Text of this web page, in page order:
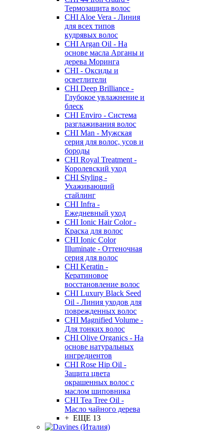
Термозащита волос
CHI Aloe Vera - Линия
для всех типов
кудрявых волос
CHI Argan Oil - На
основе масла Арганы и
дерева Моринга
CHI - Оксиды и
осветлители
CHI Deep Brilliance -
Глубокое увлажнение и
блеск
CHI Enviro - Система
разглаживания волос
CHI Man - Мужская
серия для волос, усов и
бороды
CHI Royal Treatment -
Королевский уход
CHI Styling -
Ухаживающий
стайлинг
CHI Infra -
Ежедневный уход
CHI Ionic Hair Color -
Краска для волос
CHI Ionic Color
Illuminate - Оттеночная
серия для волос
CHI Keratin -
Кератиновое
восстановление волос
CHI Luxury Black Seed
Oil - Линия уходов для
поврежденных волос
CHI Magnified Volume -
Для тонких волос
CHI Olive Organics - На
основе натуральных
ингредиентов
CHI Rose Hip Oil -
Защита цвета
окрашенных волос с
маслом шиповника
CHI Tea Tree Oil -
Масло чайного дерева
+ ЕЩЕ 13